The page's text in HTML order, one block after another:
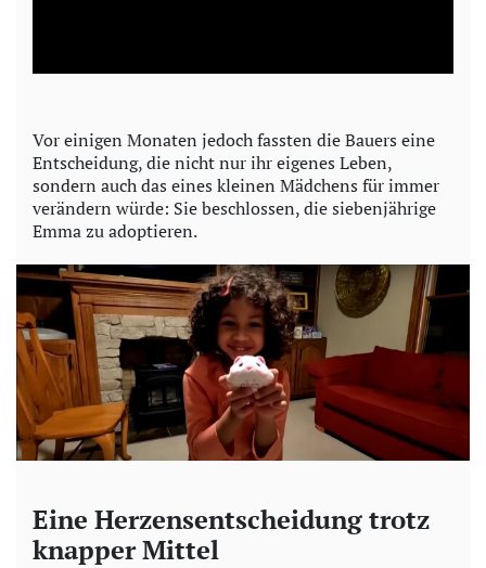
a
y
V
i
d
e
o
Vor einigen Monaten jedoch fassten die Bauers eine
Entscheidung, die nicht nur ihr eigenes Leben,
sondern auch das eines kleinen Mädchens für immer
verändern würde: Sie beschlossen, die siebenjährige
Emma zu adoptieren.
Eine Herzensentscheidung trotz
knapper Mittel